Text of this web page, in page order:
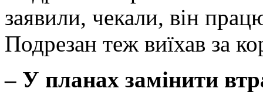
заявили, чекали, він
Подрезан теж виїхав за
– У планах замінити